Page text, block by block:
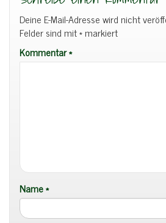
Deine E-Mail-Adresse wird nicht
Felder sind mit*markiert
Kommentar*
Name*